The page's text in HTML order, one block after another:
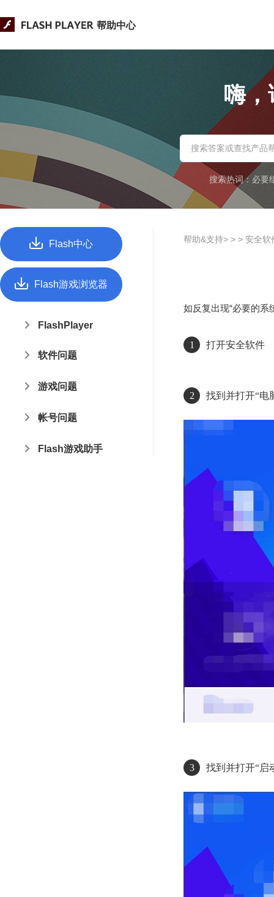
帮助中心
嗨，
搜索热词： 必要
Flash中心
Flash游戏浏览器
FlashPlayer
软件问题
游戏问题
帐号问题
Flash游戏助手
帮助&支持> > > 安全软
如反复出现“必要的系
1 打开安全软件
2 找到并打开“电
3 找到并打开“启